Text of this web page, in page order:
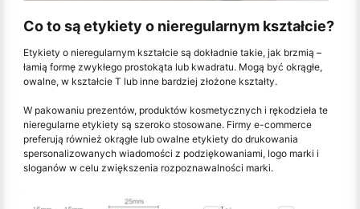
Co to są etykiety o nieregularnym kształcie?
Etykiety o nieregularnym kształcie są dokładnie takie, jak brzmią –
łamią formę zwykłego prostokąta lub kwadratu. Mogą być okrągłe,
owalne, w kształcie T lub inne bardziej złożone kształty.
W pakowaniu prezentów, produktów kosmetycznych i rękodzieła te
nieregularne etykiety są szeroko stosowane. Firmy e-commerce
preferują również okrągłe lub owalne etykiety do drukowania
spersonalizowanych wiadomości z podziękowaniami, logo marki i
sloganów w celu zwiększenia rozpoznawalności marki.